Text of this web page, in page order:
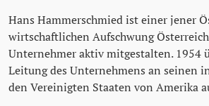
Hans Hammerschmied ist einer jener
wirtschaftlichen Aufschwung
Unternehmer aktiv mitgestalten. 1954
Leitung des Unternehmens an seinen
den Vereinigten Staaten von Amerika